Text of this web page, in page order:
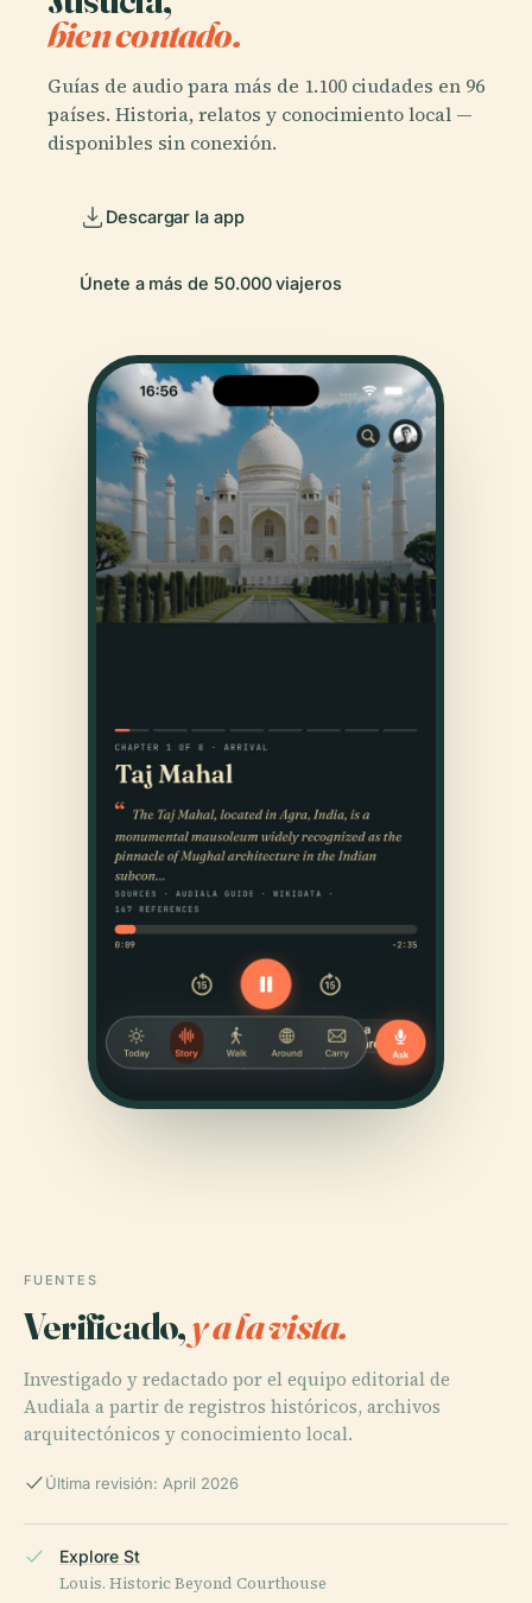
bien contado.
Guías de audio para más de 1.100 ciudades en 96
países. Historia, relatos y conocimiento local —
disponibles sin conexión.
Descargar la app
Únete a más de 50.000 viajeros
FUENTES
Verificado,y a la vista.
Investigado y redactado por el equipo editorial de
Audiala a partir de registros históricos, archivos
arquitectónicos y conocimiento local.
Última revisión: April 2026
Explore St
Louis. Historic Beyond Courthouse